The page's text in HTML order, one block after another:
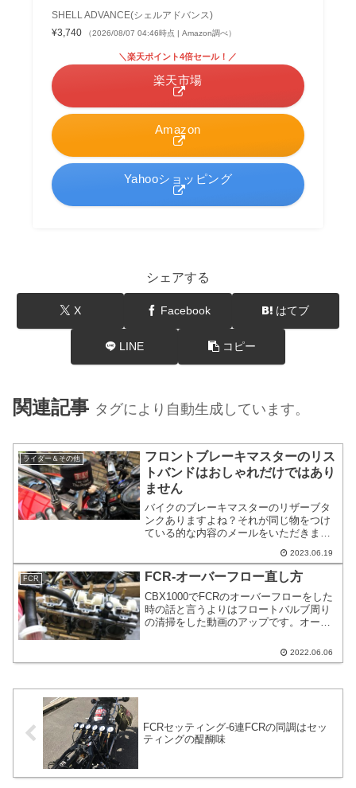
SHELL ADVANCE(シェルアドバンス)
¥3,740
（2026/08/07 04:46時点 | Amazon調べ）
Amazon
＼楽天ポイント4倍セール！／
楽天市場
Yahooショッピング
シェアする
X Facebook はてブ
LINE コピー
関連記事 タグにより自動生成しています。
ライダー＆その他
フロントブレーキマスターのリス
トバンドはおしゃれだけではあり
ません
バイクのブレーキマスターのリザーブタ
ンクありますよね？それが同じ物をつけ
ている的な内容のメールをいただきまし
付けているので被っている人は多いかも
しれません。バイク用品店に停まってい
るバイクも同じリストバンドを装着して
いるバイクを何度か見た事があります。
2023.06.19
FCR FCR-オーバーフロー直し方
CBX1000でFCRのオーバーフローをした
時の話と言うよりはフロートバルブ周り
の清掃をした動画のアップです。オーバ
れになる症状。オーバーフローはキャブ
の動作としては壊れているのではなく、
2022.06.06
FCRセッティング-6連FCRの同調はセッ
ティングの醍醐味